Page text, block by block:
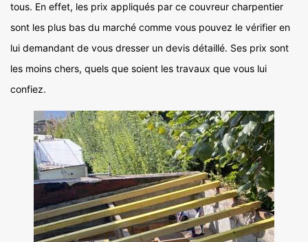
tous. En effet, les prix appliqués par ce couvreur charpentier
sont les plus bas du marché comme vous pouvez le vérifier en
lui demandant de vous dresser un devis détaillé. Ses prix sont
les moins chers, quels que soient les travaux que vous lui
confiez.